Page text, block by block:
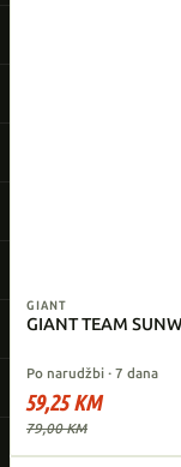
GIANT
GIANT TEAM
Po narudžbi · 7 dana
59,25 KM
79,00 KM